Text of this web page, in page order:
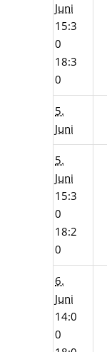
Juni
15:3
0
18:3
0
5.
Juni
5.
Juni
15:3
0
18:2
0
6.
Juni
14:0
0